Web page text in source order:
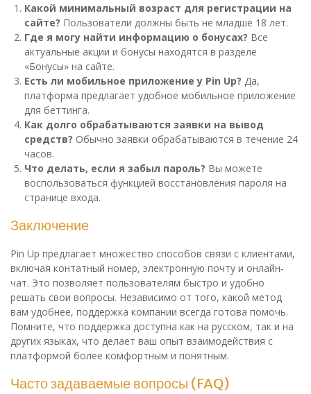
Какой минимальный возраст для регистрации на
сайте? Пользователи должны быть не младше 18 лет.
Где я могу найти информацию о бонусах? Все
актуальные акции и бонусы находятся в разделе
«Бонусы» на сайте.
Есть ли мобильное приложение у Pin Up? Да,
платформа предлагает удобное мобильное приложение
для беттинга.
Как долго обрабатываются заявки на вывод
средств? Обычно заявки обрабатываются в течение 24
часов.
Что делать, если я забыл пароль? Вы можете
воспользоваться функцией восстановления пароля на
странице входа.
Заключение
Pin Up предлагает множество способов связи с клиентами,
включая контатный номер, электронную почту и онлайн-
чат. Это позволяет пользователям быстро и удобно
решать свои вопросы. Независимо от того, какой метод
вам удобнее, поддержка компании всегда готова помочь.
Помните, что поддержка доступна как на русском, так и на
других языках, что делает ваш опыт взаимодействия с
платформой более комфортным и понятным.
Часто задаваемые вопросы (FAQ)